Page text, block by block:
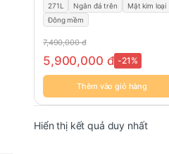
271L Ngăn đá trên
Mặt kim loại
Đông mềm
7,490,000đ
5,900,000 đ -21%
Thêm vào giỏ hàng
Hiển thị kết quả duy nhất